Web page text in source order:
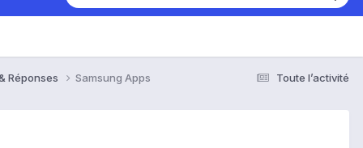
Toute l’activité
Réponses Samsung Apps